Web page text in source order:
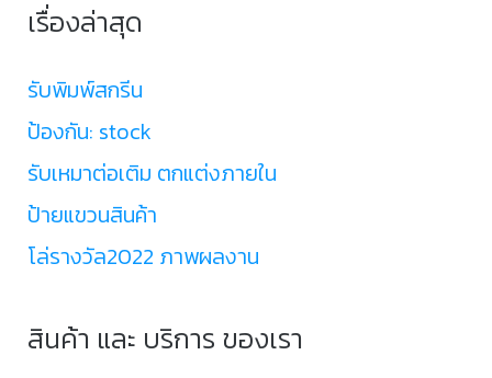
เรื่องล่าสุด
รับพิมพ์สกรีน
ป้องกัน: stock
รับเหมาต่อเติม ตกแต่งภายใน
ป้ายแขวนสินค้า
โล่รางวัล2022 ภาพผลงาน
สินค้า และ บริการ ของเรา